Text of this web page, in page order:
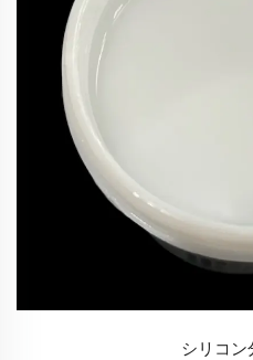
シリコ